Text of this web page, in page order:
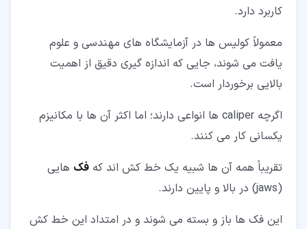
کاربرد دارد.
معمولاً کولیس ها در آزمایشگاه های مهندسی و علوم
یافت می شوند، جایی که اندازه گیری دقیق از اهمیت
بالایی برخوردار است.
اگرچه caliper ها انواعی دارند؛ اما اکثر آن ها با مکانیزم
یکسانی کار می کنند.
تقریباً همه آن ها شبیه یک خط کش اند که فک هایی
(jaws) در بالا و پایین دارند.
این فک ها باز و بسته می شوند و در امتداد این خط کش